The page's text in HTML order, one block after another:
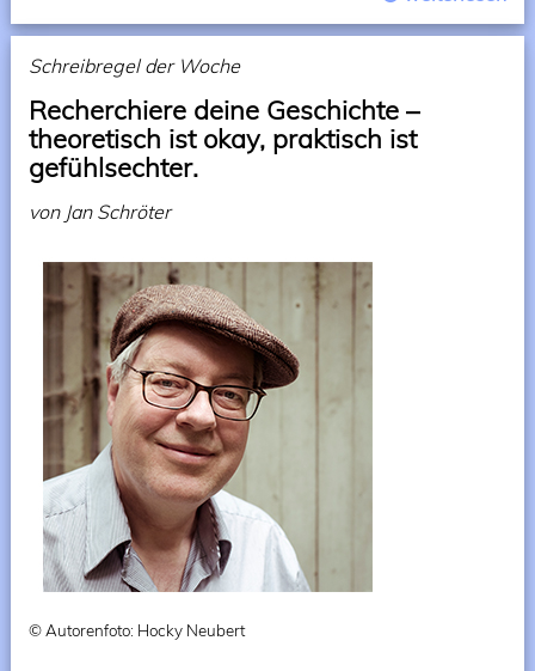
Schreibregel der Woche
Recherchiere deine Geschichte –
theoretisch ist okay, praktisch ist
gefühlsechter.
von Jan Schröter
© Autorenfoto: Hocky Neubert